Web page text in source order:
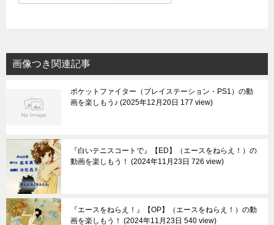
画像つき関連記事
ポケットファイター（プレイステーション・PS1）の動
画を楽しもう♪ 2025年12月20日 177 view
『白いテニスコートで』【ED】（エースをねらえ！）の
動画を楽しもう！
2024年11月23日 726 view
『エースをねらえ！』【OP】（エースをねらえ！）の動
画を楽しもう！
2024年11月23日 540 view